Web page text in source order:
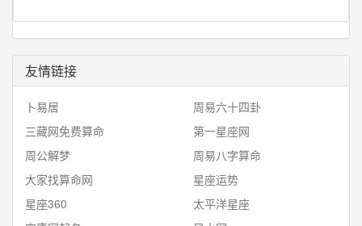
友情链接
卜易居
周易六十四卦
三藏网免费算命
第一星座网
周公解梦
周易八字算命
大家找算命网
星座运势
星座360
太平洋星座